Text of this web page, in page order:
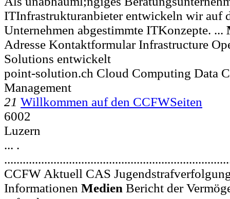
ITInfrastrukturanbieter entwickeln wir auf
Unternehmen abgestimmte ITKonzepte. ...
Adresse Kontaktformular Infrastructure
Solutions entwickelt
point-solution.ch Cloud Computing Data
Management
21 Willkommen auf den CCFWSeiten
6002
Luzern
... .
CCFW Aktuell CAS
Informationen Medien Bericht der